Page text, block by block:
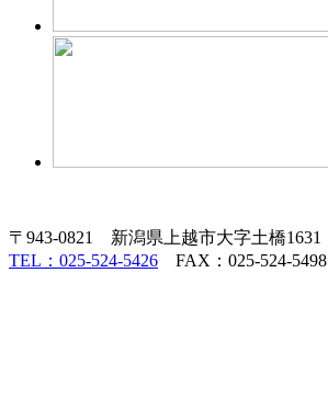
〒943-0821 新潟県上越市大字土橋1631
TEL：025-524-5426 FAX：025-524-5498